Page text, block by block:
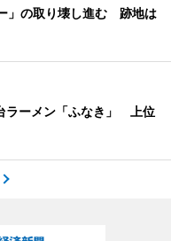
」の取り壊し進む 跡地は
ラーメン「ふなき」 上位